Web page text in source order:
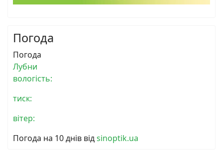
Погода
Погода
Лубни
вологість:
тиск:
вітер:
Погода на 10 днів відsinoptik.ua